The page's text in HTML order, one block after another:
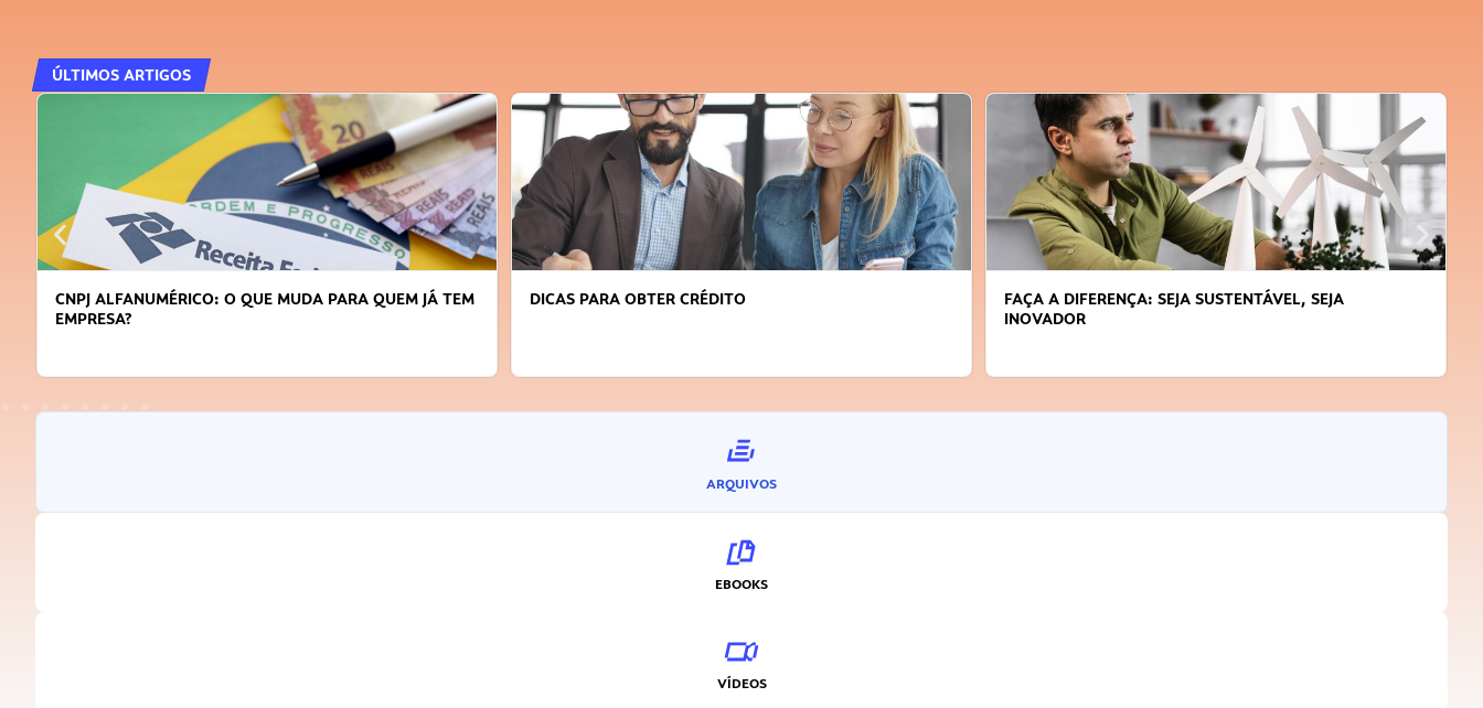
ÚLTIMOS ARTIGOS
CNPJ ALFANUMÉRICO: O QUE MUDA PARA QUEM JÁ TEM
EMPRESA?
DICAS PARA OBTER CRÉDITO
FAÇA A DIFERENÇA: SEJA SUSTENTÁVEL, SEJA
INOVADOR
ARQUIVOS
EBOOKS
VÍDEOS